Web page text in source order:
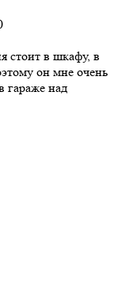
стоит в шкафу, в
он мне очень
гараже над